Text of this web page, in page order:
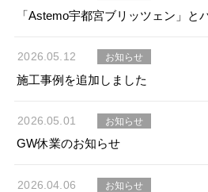
Viカバー50
カナメシャープ樋
「Astemo宇都宮ブリッツェン」と
2026.05.12 お知らせ
施工事例を追加しました
2026.05.01 お知らせ
GW休業のお知らせ
2026.04.06 お知らせ